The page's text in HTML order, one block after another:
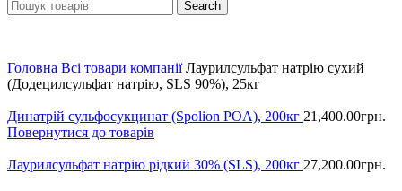
Search
Головна Всі товари компаніїЛаурилсульфат натрію сухий
(Додецилсульфат натрію, SLS 90%), 25кг
Динатрій сульфосукцинат (Spolion POA), 200кг 21,400.00грн.
Повернутися до товарів
Лаурилсульфат натрію рідкий 30% (SLS), 200кг 27,200.00грн.